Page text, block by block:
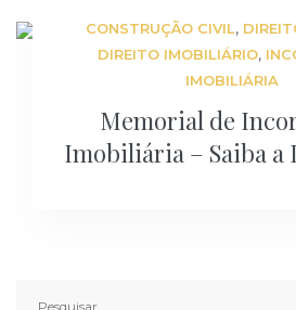
CONSTRUÇÃO CIVIL,
DIREITO IMOBILIÁRIO,
IMOBILIÁRIA
Memorial de
Imobiliária – Saiba